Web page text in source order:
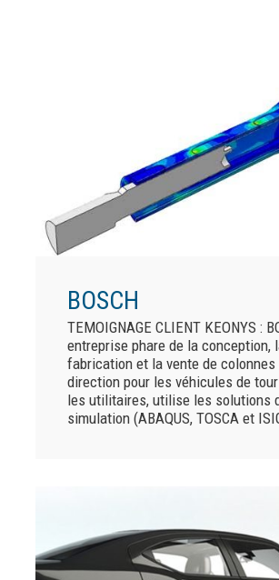
BOSCH
TEMOIGNAGE CLIENT KEONYS :
entreprise phare de la conception,
fabrication et la vente de colonnes
direction pour les véhicules de
les utilitaires, utilise les solutions
simulation (ABAQUS, TOSCA et